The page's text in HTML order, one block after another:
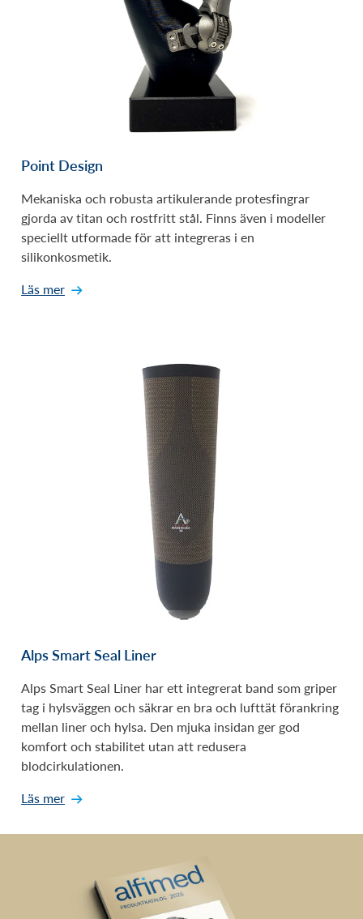
Point Design
Mekaniska och robusta artikulerande protesfingrar
gjorda av titan och rostfritt stål. Finns även i modeller
speciellt utformade för att integreras i en
silikonkosmetik.
Läs mer
Alps Smart Seal Liner
Alps Smart Seal Liner har ett integrerat band som griper
tag i hylsväggen och säkrar en bra och lufttät förankring
mellan liner och hylsa. Den mjuka insidan ger god
komfort och stabilitet utan att redusera
blodcirkulationen.
Läs mer